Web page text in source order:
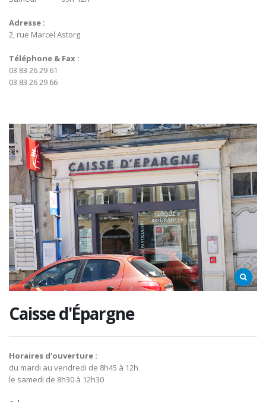
Adresse :
2, rue Marcel Astorg
Téléphone & Fax :
03 83 26 29 61
03 83 26 29 66
Caisse d'Épargne
Horaires d’ouverture :
du mardi au vendredi de 8h45 à 12h
le samedi de 8h30 à 12h30